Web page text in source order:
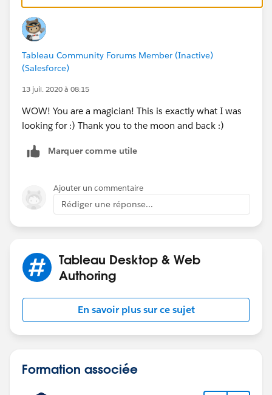
Tableau Community Forums Member (Inactive)
(Salesforce)
13 juil. 2020 à 08:15
WOW! You are a magician! This is exactly what I was
looking for :) Thank you to the moon and back :)
Marquer comme utile
Ajouter un commentaire
Rédiger une réponse...
Tableau Desktop & Web
Authoring
En savoir plus sur ce sujet
Formation associée